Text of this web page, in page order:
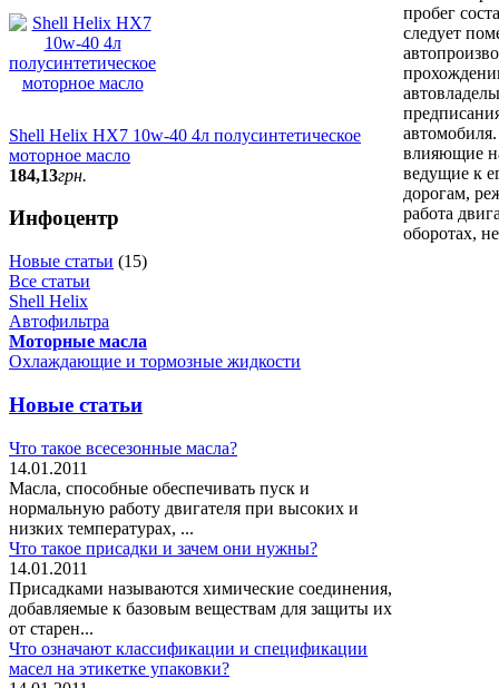
мягкой упаковке Shell
441,38грн. 406,07грн.
246,52грн.
GlycoShell Concentrate
Концентрат голубой 4л
Shell Helix HX7 10w-40 4л полусинтетическое
моторное масло
184,13грн.
Инфоцентр
Новые статьи (15)
Все статьи
Shell Helix
Автофильтра
Моторные масла
Охлаждающие и тормозные жидкости
Новые статьи
Что такое всесезонные масла?
14.01.2011
Масла, способные обеспечивать пуск и
нормальную работу двигателя при высоких и
низких температурах, ...
Что такое присадки и зачем они нужны?
14.01.2011
Присадками называются химические соединения,
добавляемые к базовым веществам для защиты их
от старен...
Что означают классификации и спецификации
масел на этикетке упаковки?
пробег
следует
влияющие
ведущие к
дорогам,
работа
оборотах,